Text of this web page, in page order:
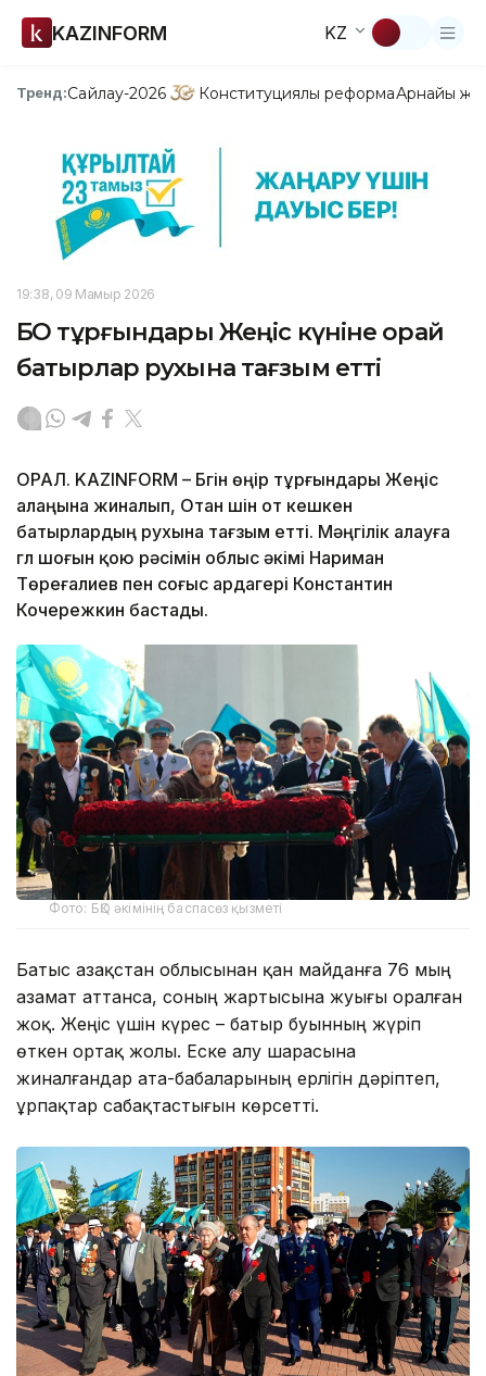
KAZINFORM KZ
Тренд:Сайлау-2026 Конституциялық реформаАрнайы
19:38, 09 Мамыр 2026
БҚО тұрғындары Жеңіс күніне орай
батырлар рухына тағзым етті
ОРАЛ. KAZINFORM – Бүгін өңір тұрғындары Жеңіс
алаңына жиналып, Отан үшін от кешкен
батырлардың рухына тағзым етті. Мәңгілік алауға
гүл шоғын қою рәсімін облыс әкімі Нариман
Төреғалиев пен соғыс ардагері Константин
Кочережкин бастады.
Фото: БҚО әкімінің баспасөз қызметі
Батыс Қазақстан облысынан қан майданға 76 мың
азамат аттанса, соның жартысына жуығы оралған
жоқ. Жеңіс үшін күрес – батыр буынның жүріп
өткен ортақ жолы. Еске алу шарасына
жиналғандар ата-бабаларының ерлігін дәріптеп,
ұрпақтар сабақтастығын көрсетті.